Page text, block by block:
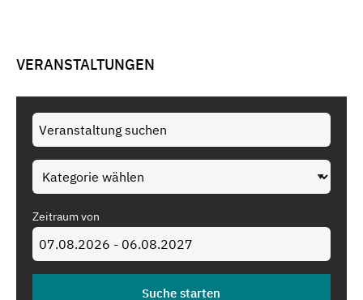
VERANSTALTUNGEN
Zeitraum von